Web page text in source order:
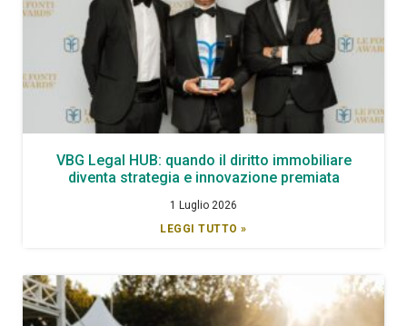
VBG Legal HUB: quando il diritto immobiliare
diventa strategia e innovazione premiata
1 Luglio 2026
LEGGI TUTTO »